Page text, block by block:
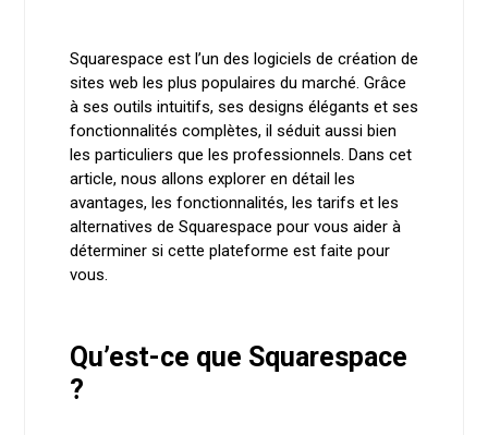
Squarespace est l’un des logiciels de création de
sites web les plus populaires du marché. Grâce
à ses outils intuitifs, ses designs élégants et ses
fonctionnalités complètes, il séduit aussi bien
les particuliers que les professionnels. Dans cet
article, nous allons explorer en détail les
avantages, les fonctionnalités, les tarifs et les
alternatives de Squarespace pour vous aider à
déterminer si cette plateforme est faite pour
vous.
Qu’est-ce que Squarespace
?